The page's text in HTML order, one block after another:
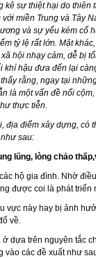
kê sự thiệt hại do
miền Trung và Tây
và sự yếu kém cố
tỷ lệ rất lớn. Mặt
hội nhạy cảm, dễ bị
khí hậu đưa đến lại
rằng, ngay tại
là một vấn đề nổi
thực tiễn.
địa điểm xây dựng, có
sau:
lũng, lòng chảo thấp,
hộ gia đình. Nhờ
được coi là phát triển
vực này hay bị ảnh
về.
dựa trên nguyên tắc
vào các đề xuất như